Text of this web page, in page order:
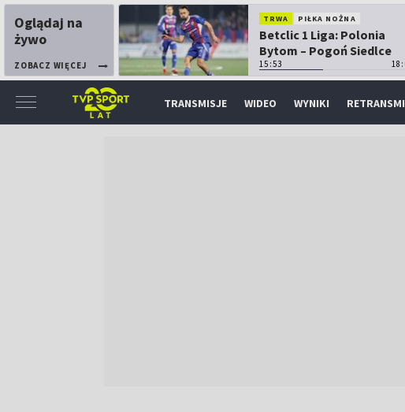
Oglądaj na
żywo
ZOBACZ WIĘCEJ
TRWA PIŁKA NOŻNA
Betclic 1 Liga: Polonia
Bytom – Pogoń Siedlce
15:53
TRANSMISJE WIDEO WYNIKI